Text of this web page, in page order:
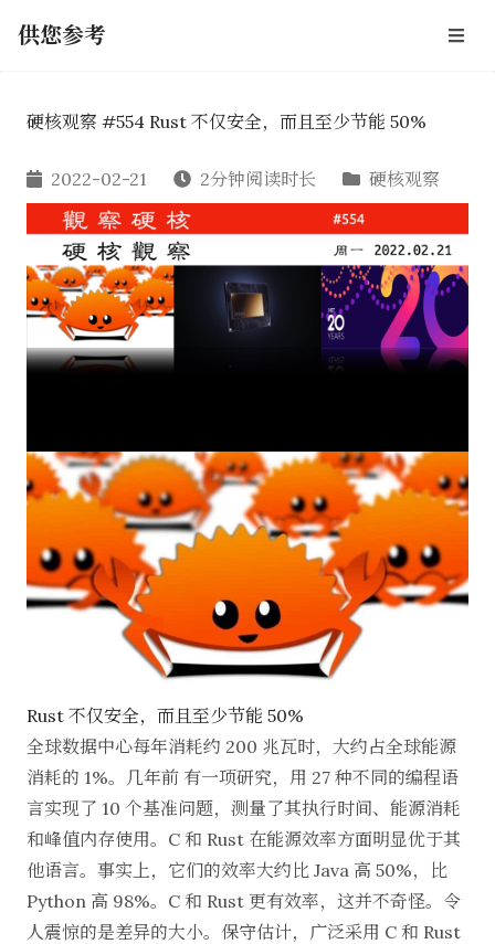
供您参考
硬核观察 #554 Rust 不仅安全，而且至少节能 50%
2022-02-21 2分钟阅读时长 硬核观察
Rust 不仅安全，而且至少节能 50%
全球数据中心每年消耗约 200 兆瓦时，大约占全球能源
消耗的 1%。几年前 有一项研究，用 27 种不同的编程语
言实现了 10 个基准问题，测量了其执行时间、能源消耗
和峰值内存使用。C 和 Rust 在能源效率方面明显优于其
他语言。事实上，它们的效率大约比 Java 高 50%，比
Python 高 98%。C 和 Rust 更有效率，这并不奇怪。令
人震惊的是差异的大小。保守估计，广泛采用 C 和 Rust